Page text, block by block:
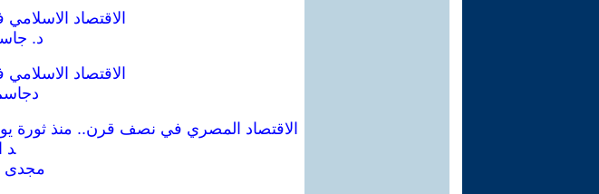
الاقتصاد
د.
الاقتصاد
الاقتصاد المصري في نصف قرن.. منذ ثورة
د
مجدى